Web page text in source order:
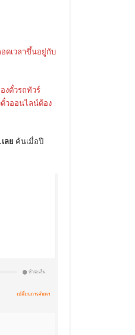
ดเวลาขึ้นอยู่กับ
งตั๋วรถทัวร์
วออนไลน์ต้อง
ลย ค้นเมื่อปี